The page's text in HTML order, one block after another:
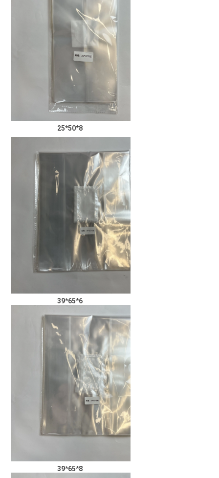
25*50*8
39*65*6
39*65*8